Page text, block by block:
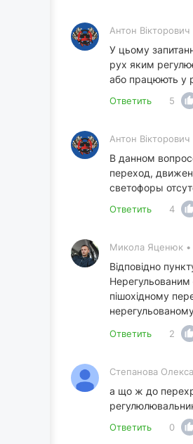
Антон Вікторович
У цьому
рух яким
або працюють у
Ответить 5
Антон Вікторович
В данном
переход,
светофоры
Ответить 4
Микола Яценюк •
Відповідно
Нерегульованим
пішохідному
Ответить 2
Степанова
а що ж до
Ответить 0